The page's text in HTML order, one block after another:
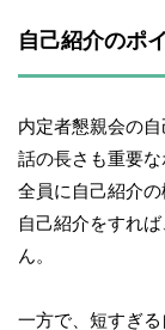
自己紹介のポ
内定者懇親会の
話の長さも重要
全員に自己紹介
自己紹介をすれ
ん。
一方で、短すぎ